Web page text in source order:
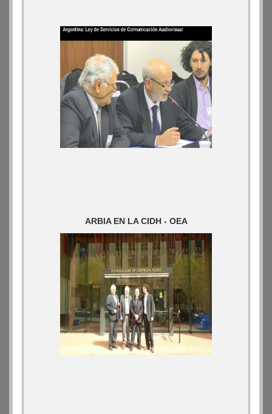
ARBIA EN LA CIDH - OEA